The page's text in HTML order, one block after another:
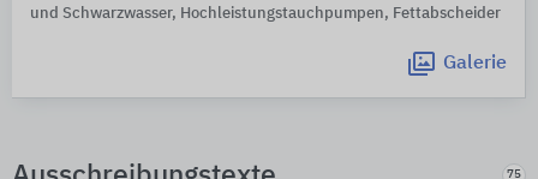
und Schwarzwasser, Hochleistungstauchpumpen, Fettabscheider
Galerie
75